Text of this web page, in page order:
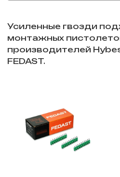
Усиленные гвозди
монтажных
производителей
FEDAST.